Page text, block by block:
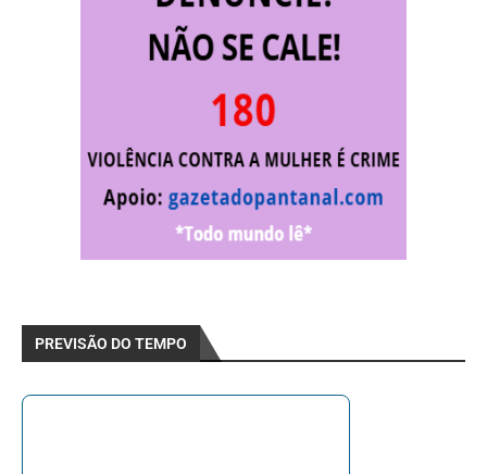
PREVISÃO DO TEMPO